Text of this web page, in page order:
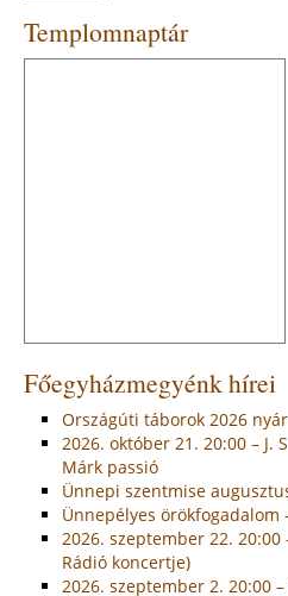
Templomnaptár
Főegyházmegyénk hírei
Országúti táborok 2026
2026. október 21. 20:00 – J.
Márk passió
Ünnepi szentmise
Ünnepélyes örökfogadalom
2026. szeptember 22.
Rádió koncertje)
2026. szeptember 2. 20:00